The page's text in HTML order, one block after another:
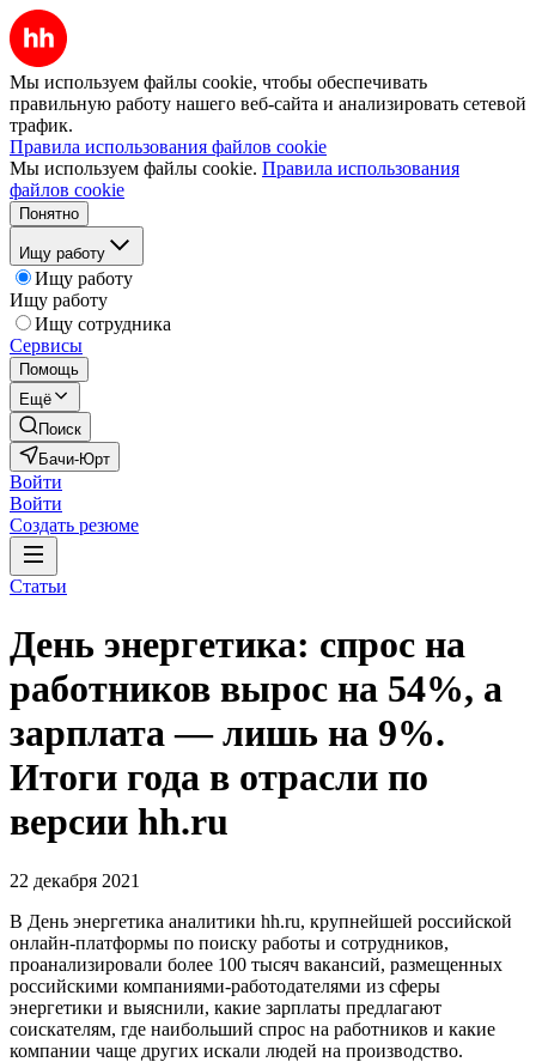
Мы используем файлы cookie, чтобы обеспечивать
правильную работу нашего веб-сайта и анализировать сетевой
трафик.
Правила использования файлов cookie
Мы используем файлы cookie. Правила использования
файлов cookie
Понятно
Ищу работу
Ищу работу
Ищу работу
Ищу сотрудника
Сервисы
Помощь
Ещё
Поиск
Бачи-Юрт
Войти
Войти
Создать резюме
Статьи
День энергетика: спрос на
работников вырос на 54%, а
зарплата — лишь на 9%.
Итоги года в отрасли по
версии hh.ru
22 декабря 2021
В День энергетика аналитики hh.ru, крупнейшей российской
онлайн-платформы по поиску работы и сотрудников,
проанализировали более 100 тысяч вакансий, размещенных
российскими компаниями-работодателями из сферы
энергетики и выяснили, какие зарплаты предлагают
соискателям, где наибольший спрос на работников и какие
компании чаще других искали людей на производство.